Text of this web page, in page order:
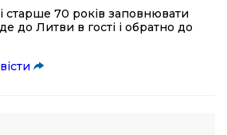
старше 70 років заповнювати
до Литви в гості і обратно до